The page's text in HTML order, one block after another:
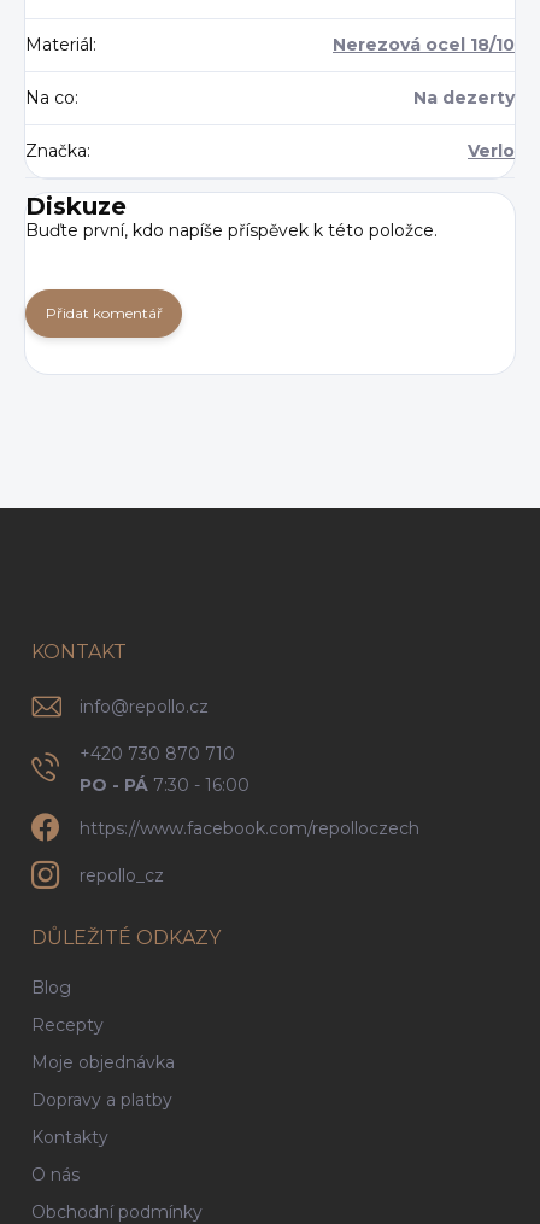
Materiál: Nerezová ocel 18/10
Na co: Na dezerty
Značka: Verlo
Diskuze
Buďte první, kdo napíše příspěvek k této položce.
Přidat komentář
KONTAKT
info@repollo.cz
+420 730 870 710
PO - PÁ 7:30 - 16:00
https://www.facebook.com/repolloczech
repollo_cz
DŮLEŽITÉ ODKAZY
Blog
Recepty
Moje objednávka
Dopravy a platby
Kontakty
O nás
Obchodní podmínky